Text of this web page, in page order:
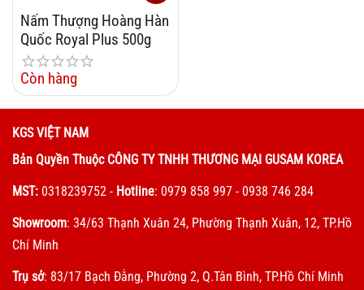
Nấm Thượng Hoàng Hàn
Quốc Royal Plus 500g
Còn hàng
KGS VIỆT NAM
Bản Quyền Thuộc CÔNG TY TNHH THƯƠNG MẠI GUSAM KOREA
MST: 0318239752 - Hotline: 0979 858 997 - 0938 746 284
Showroom: 34/63 Thạnh Xuân 24, Phường Thạnh Xuân, 12, TP.Hồ
Chí Minh
Trụ sở: 83/17 Bạch Đằng, Phường 2, Q.Tân Bình, TP.Hồ Chí Minh